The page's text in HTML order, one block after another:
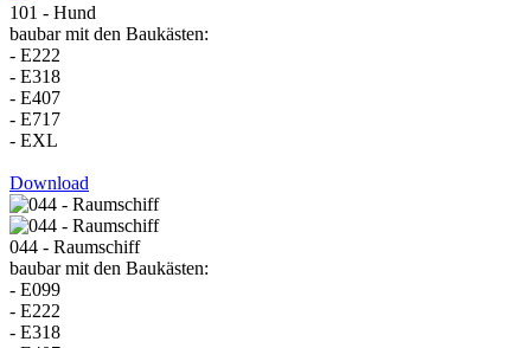
101 - Hund
baubar mit den Baukästen:
- E222
- E318
- E407
- E717
- EXL
Download
044 - Raumschiff
baubar mit den Baukästen:
- E099
- E222
- E318